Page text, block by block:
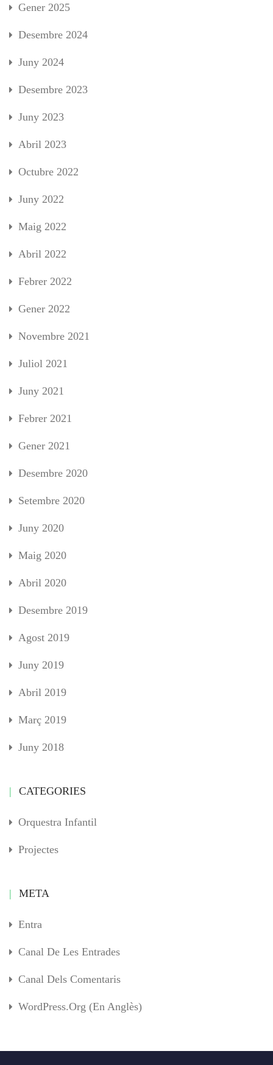
Gener 2025
Desembre 2024
Juny 2024
Desembre 2023
Juny 2023
Abril 2023
Octubre 2022
Juny 2022
Maig 2022
Abril 2022
Febrer 2022
Gener 2022
Novembre 2021
Juliol 2021
Juny 2021
Febrer 2021
Gener 2021
Desembre 2020
Setembre 2020
Juny 2020
Maig 2020
Abril 2020
Desembre 2019
Agost 2019
Juny 2019
Abril 2019
Març 2019
Juny 2018
CATEGORIES
Orquestra Infantil
Projectes
META
Entra
Canal De Les Entrades
Canal Dels Comentaris
WordPress.org (en Anglès)